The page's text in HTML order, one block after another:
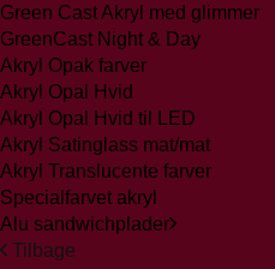
Green Cast Akryl med glimmer
GreenCast Night & Day
Akryl Opak farver
Akryl Opal Hvid
Akryl Opal Hvid til LED
Akryl Satinglass mat/mat
Akryl Translucente farver
Specialfarvet akryl
Alu sandwichplader
Tilbage